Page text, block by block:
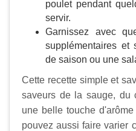
poulet pendant
servir.
Garnissez avec
supplémentaires et
de saison ou une
Cette recette simple et
saveurs de la sauge, du
une belle touche
pouvez aussi faire varier